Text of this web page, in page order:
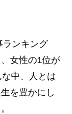
ンキング
女性の1位が
中、人とは
を豊かにし